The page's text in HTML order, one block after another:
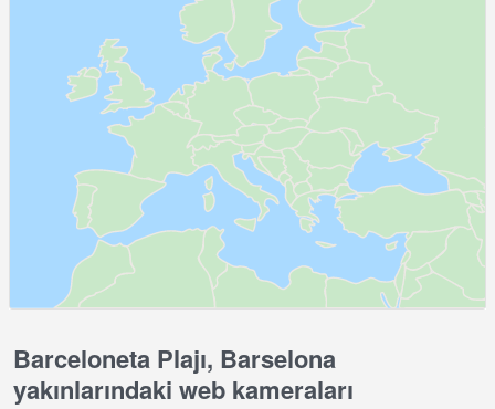
Barceloneta Plajı, Barselona
yakınlarındaki web kameraları